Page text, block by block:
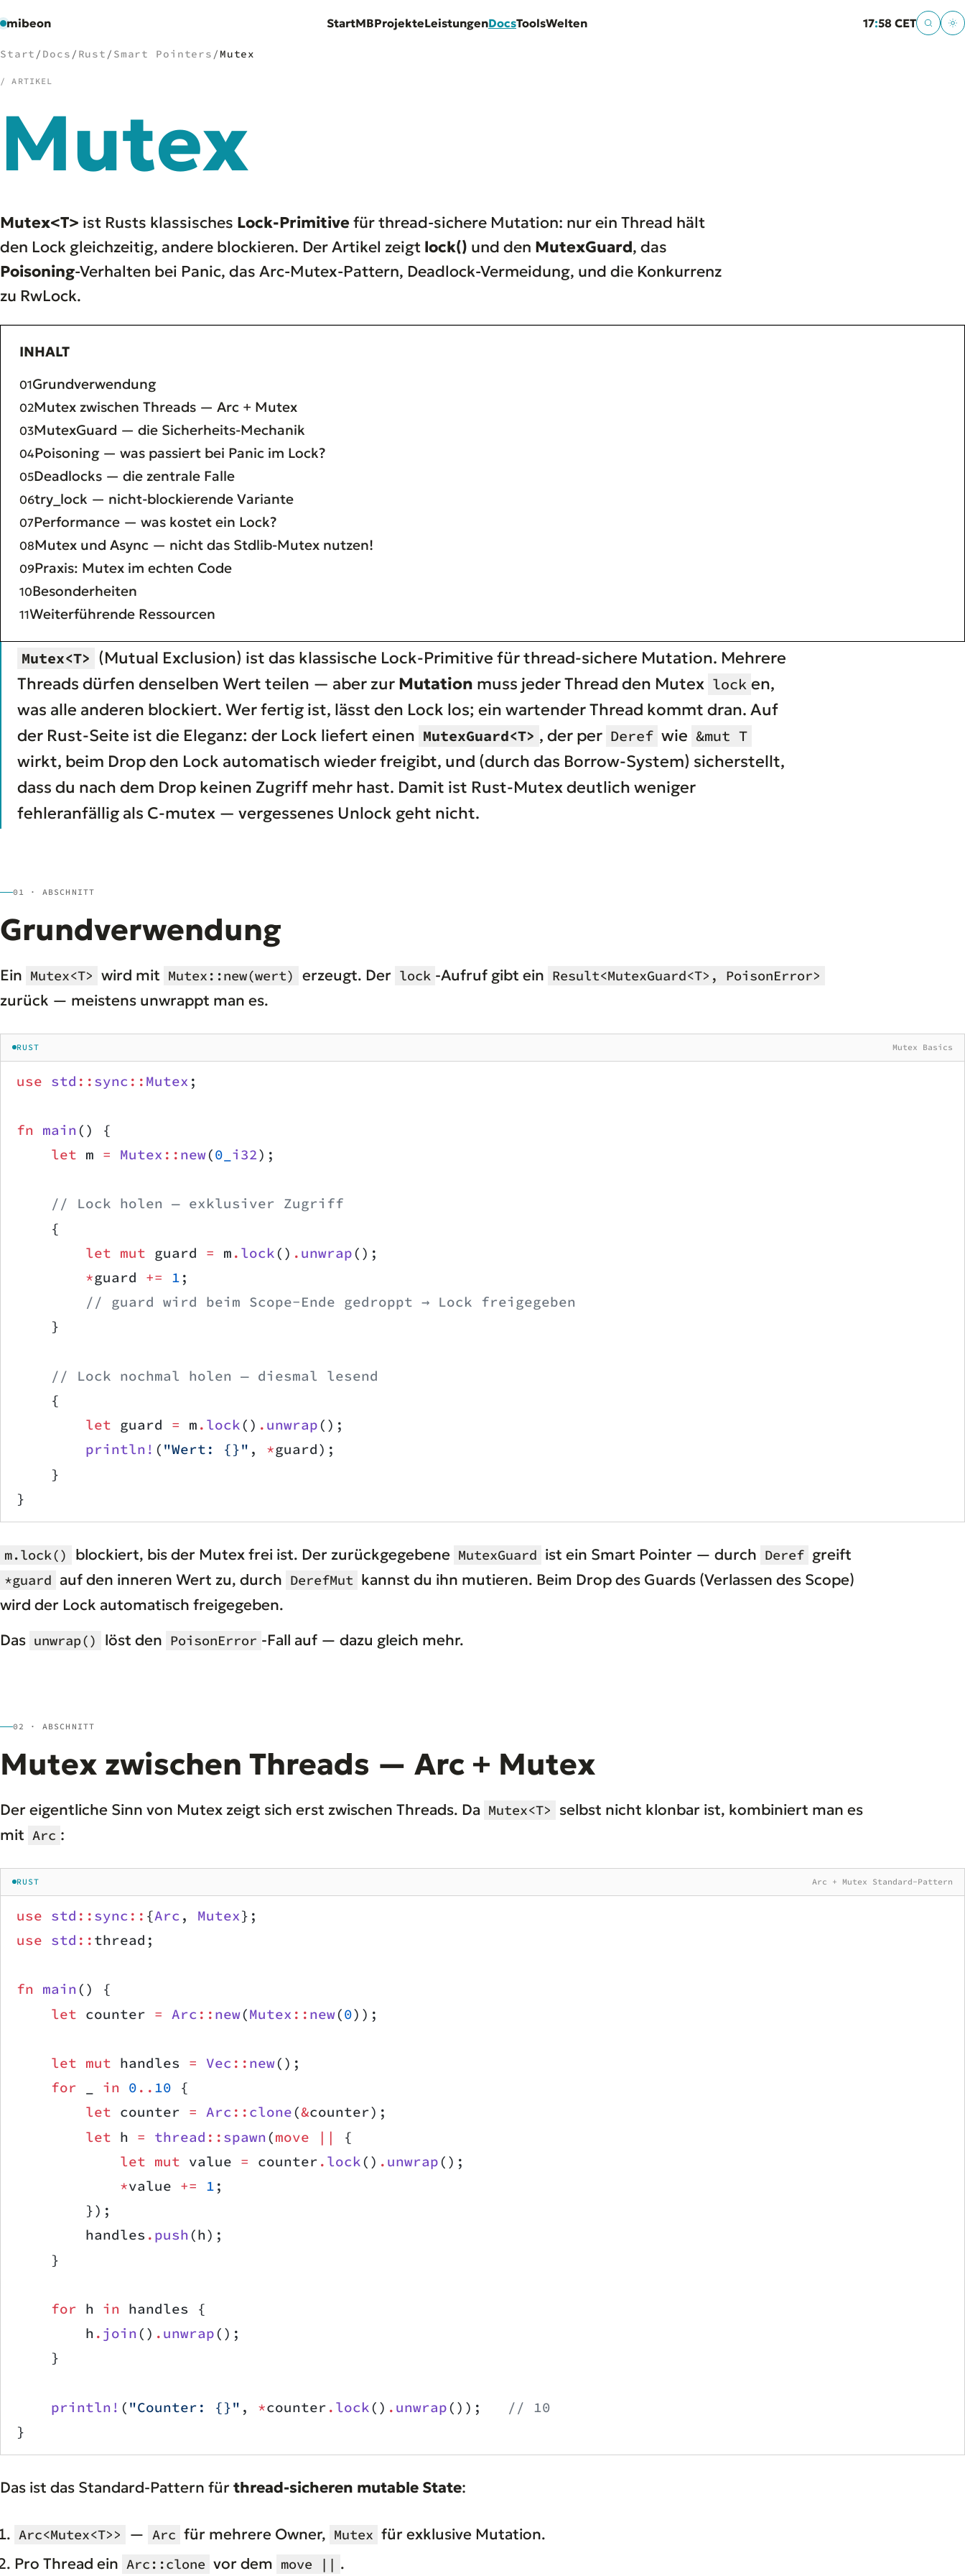
mibeon StartMBProjekteLeistungenDocsToolsWelten 17:58 CET
NAVIGATION
01Start
MB
04 Leistungen
Docs
06Tools
07Welten
Start / Docs / Rust / Smart Pointers / Mutex
/ ARTIKEL
Mutex
Mutex<T> ist Rusts klassisches Lock-Primitivefür thread-sichere Mutation: nur ein Thread hält
den Lock gleichzeitig, andere blockieren. Der Artikel zeigt lock() und den MutexGuard, das
Poisoning-Verhalten bei Panic, das Arc-Mutex-Pattern, Deadlock-Vermeidung, und die Konkurrenz
zu RwLock.
INHALT
Grundverwendung
Mutex zwischen Threads — Arc + Mutex
MutexGuard — die Sicherheits-Mechanik
Poisoning — was passiert bei Panic im Lock?
Deadlocks — die zentrale Falle
try_lock — nicht-blockierende Variante
Performance — was kostet ein Lock?
Mutex und Async — nicht das Stdlib-Mutex nutzen!
Praxis: Mutex im echten Code
Besonderheiten
Weiterführende Ressourcen
Mutex<T> (Mutual Exclusion) ist das klassische Lock-Primitive für thread-sichere Mutation. Mehrere
Threads dürfen denselben Wert teilen — aber zur Mutation muss jeder Thread den Mutex lock en,
was alle anderen blockiert. Wer fertig ist, lässt den Lock los; ein wartender Thread kommt dran. Auf
der Rust-Seite ist die Eleganz: der Lock liefert einen MutexGuard<T> , der per Deref wie &mut T
wirkt, beim Drop den Lock automatisch wieder freigibt, und (durch das Borrow-System) sicherstellt,
dass du nach dem Drop keinen Zugriff mehr hast. Damit ist Rust-Mutex deutlich weniger
fehleranfällig als C-mutex — vergessenes Unlock geht nicht.
01 · ABSCHNITT
Grundverwendung
Ein Mutex<T> wird mit Mutex::new(wert) erzeugt. Der lock -Aufruf gibt ein Result<MutexGuard<T>, PoisonError>
zurück — meistens unwrappt man es.
RUST Mutex Basics
use std :: sync :: Mutex ;
fn main () {
    let
m = Mutex :: new(0_ i32);
    // Lock holen — exklusiver Zugriff
    {
        let
mut guard = m . lock() . unwrap();
        *
guard += 1 ;
        // guard wird beim Scope-Ende gedroppt → Lock freigegeben
    }
    // Lock nochmal holen — diesmal lesend
    {
        let
guard = m . lock() . unwrap();
        println!
( "Wert: {}" , *guard);
    }
}
m.lock() blockiert, bis der Mutex frei ist. Der zurückgegebene MutexGuard ist ein Smart Pointer — durch Deref greift
*guard auf den inneren Wert zu, durch DerefMut kannst du ihn mutieren. Beim Drop des Guards (Verlassen des Scope)
wird der Lock automatisch freigegeben.
Das unwrap() löst den PoisonError -Fall auf — dazu gleich mehr.
02 · ABSCHNITT
Mutex zwischen Threads — Arc + Mutex
Der eigentliche Sinn von Mutex zeigt sich erst zwischen Threads. Da Mutex<T>
selbst nicht klonbar ist, kombiniert man es
mit Arc :
RUST Arc + Mutex Standard-Pattern
use std :: sync :: {Arc , Mutex};
use std :: thread;
fn main () {
    let
counter = Arc :: new(Mutex :: new(0));
    let
mut handles = Vec :: new();
    for
in 0 .. 10 {
        let
counter = Arc :: clone(&counter);
        let
h = thread :: spawn (move ||
{
            let
mut value = counter . lock() . unwrap();
            *
value += 1 ;
        });
        handles
. push (h);
    }
    for
h in handles {
        h
. join () . unwrap();
    }
    println!
( "Counter: {}" , *counter . lock() . unwrap());
// 10
}
Das ist das Standard-Pattern für thread-sicheren mutable State:
Arc<Mutex<T>> — Arc für mehrere Owner, Mutex für exklusive Mutation.
Pro Thread ein Arc::clone vor dem move || .